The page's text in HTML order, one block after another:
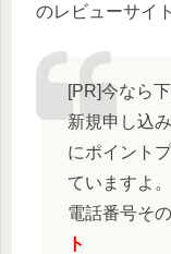
のレビューサイ
[PR]今なら
新規申し込
にポイント
ていますよ。
電話番号そ
ト